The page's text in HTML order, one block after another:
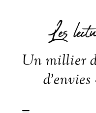
Les
Un millier
d'envies